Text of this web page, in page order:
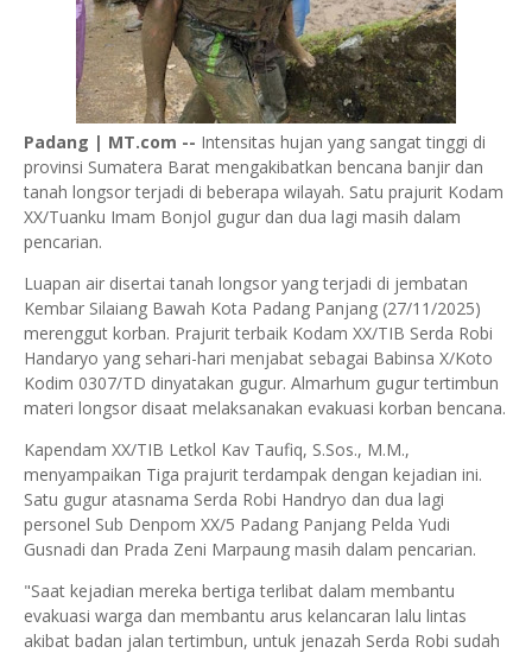
Padang | MT.com -- Intensitas hujan yang sangat tinggi di
provinsi Sumatera Barat mengakibatkan bencana banjir dan
tanah longsor terjadi di beberapa wilayah. Satu prajurit Kodam
XX/Tuanku Imam Bonjol gugur dan dua lagi masih dalam
pencarian.
Luapan air disertai tanah longsor yang terjadi di jembatan
Kembar Silaiang Bawah Kota Padang Panjang (27/11/2025)
merenggut korban. Prajurit terbaik Kodam XX/TIB Serda Robi
Handaryo yang sehari-hari menjabat sebagai Babinsa X/Koto
Kodim 0307/TD dinyatakan gugur. Almarhum gugur tertimbun
materi longsor disaat melaksanakan evakuasi korban bencana.
Kapendam XX/TIB Letkol Kav Taufiq, S.Sos., M.M.,
menyampaikan Tiga prajurit terdampak dengan kejadian ini.
Satu gugur atasnama Serda Robi Handryo dan dua lagi
personel Sub Denpom XX/5 Padang Panjang Pelda Yudi
Gusnadi dan Prada Zeni Marpaung masih dalam pencarian.
"Saat kejadian mereka bertiga terlibat dalam membantu
evakuasi warga dan membantu arus kelancaran lalu lintas
akibat badan jalan tertimbun, untuk jenazah Serda Robi sudah